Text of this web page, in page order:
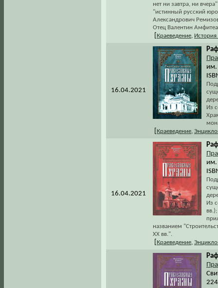
нет ни завтра, ни
"истинный русский
Александрович
Отец Валентин
Краеведение История
16.04.2021
им.
Из
Краеведение
16.04.2021
им.
Из
названием
XX вв.".
Краеведение